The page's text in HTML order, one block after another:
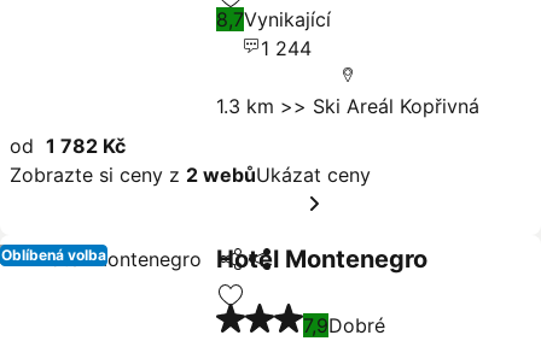
Přidat na seznam oblíbených
Ukázat ceny
8,7Vynikající
1 244
1.3 km >> Ski Areál Kopřivná
od 1 782 Kč
Zobrazte si ceny z 2 webůUkázat ceny
Oblíbená volba Sdílet
Přidat na seznam oblíbených
Hotel Montenegro
Ukázat ceny
3 Počet hvězdiček
7,9Dobré